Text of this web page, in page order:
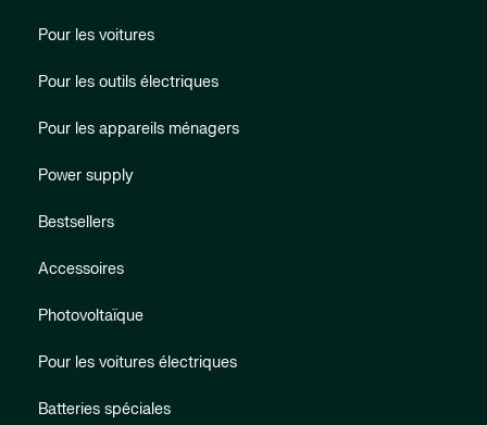
Pour les voitures
Pour les outils électriques
Pour les appareils ménagers
Power supply
Bestsellers
Accessoires
Photovoltaïque
Pour les voitures électriques
Batteries spéciales